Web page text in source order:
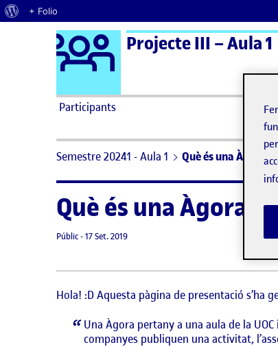
Quant al WordPress
+ Folio
Saltar al contingut Logo Ágora
Projecte III – Aula 1
Participants
Semestre 20241 - Aula 1 Què és una Àgora?
Què és una Àgora?
Visibilitat:
Públic-Data de publicació
17 Set. 20198 setembre, 2021 3:32 pm
Hola! :D Aquesta pàgina de presentació s’ha
Una Àgora pertany a una aula de la
companyes publiquen una activitat,